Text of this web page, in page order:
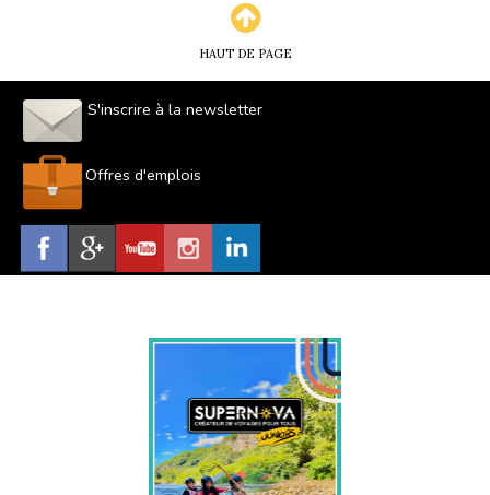
HAUT DE PAGE
S'inscrire à la newsletter
Offres d'emplois